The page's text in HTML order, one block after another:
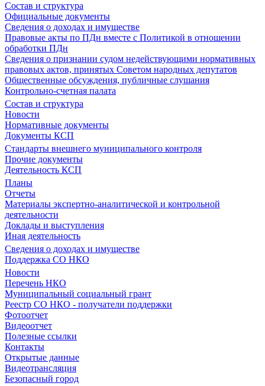
Состав и структура
Официальные документы
Сведения о доходах и имуществе
Правовые акты по ПДн вместе с Политикой в отношении
обработки ПДн
Сведения о признании судом недействующими нормативных
правовых актов, принятых Советом народных депутатов
Общественные обсуждения, публичные слушания
Контрольно-счетная палата
Состав и структура
Новости
Нормативные документы
Документы КСП
Стандарты внешнего муниципального контроля
Прочие документы
Деятельность КСП
Планы
Отчеты
Материалы экспертно-аналитической и контрольной
деятельности
Доклады и выступления
Иная деятельность
Сведения о доходах и имуществе
Поддержка СО НКО
Новости
Перечень НКО
Муниципальный социальный грант
Реестр СО НКО - получатели поддержки
Фотоотчет
Видеоотчет
Полезные ссылки
Контакты
Открытые данные
Видеотрансляция
Безопасный город